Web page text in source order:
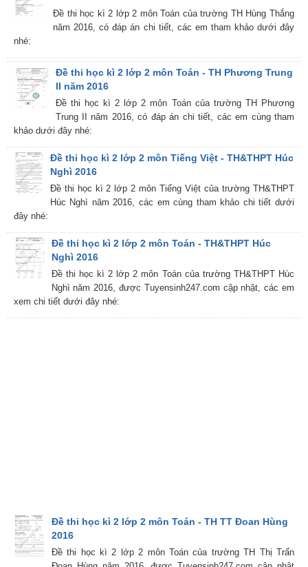
Đề thi học kì 2 lớp 2 môn Toán của trường TH Hùng Thắng
năm 2016, có đáp án chi tiết, các em tham khảo dưới đây
nhé:
Đề thi học kì 2 lớp 2 môn Toán - TH Phương Trung
II năm 2016
Đề thi học kì 2 lớp 2 môn Toán của trường TH Phương
Trung II năm 2016, có đáp án chi tiết, các em cùng tham
khảo dưới đây nhé:
Đề thi học kì 2 lớp 2 môn Tiếng Việt - TH&THPT Húc
Nghì 2016
Đề thi học kì 2 lớp 2 môn Tiếng Việt của trường TH&THPT
Húc Nghì năm 2016, các em cùng tham khảo chi tiết dưới
đây nhé:
Đề thi học kì 2 lớp 2 môn Toán - TH&THPT Húc
Nghì 2016
Đề thi học kì 2 lớp 2 môn Toán của trường TH&THPT Húc
Nghì năm 2016, được Tuyensinh247.com cập nhật, các em
xem chi tiết dưới đây nhé:
Đề thi học kì 2 lớp 2 môn Toán - TH TT Đoan Hùng
2016
Đề thi học kì 2 lớp 2 môn Toán của trường TH Thị Trấn